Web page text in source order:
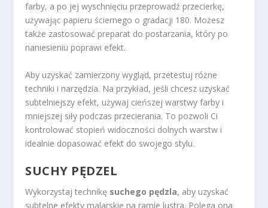
farby, a po jej wyschnięciu przeprowadź przecierkę,
używając papieru ściernego o gradacji 180. Możesz
także zastosować preparat do postarzania, który po
naniesieniu poprawi efekt.
Aby uzyskać zamierzony wygląd, przetestuj różne
techniki i narzędzia. Na przykład, jeśli chcesz uzyskać
subtelniejszy efekt, używaj cieńszej warstwy farby i
mniejszej siły podczas przecierania. To pozwoli Ci
kontrolować stopień widoczności dolnych warstw i
idealnie dopasować efekt do swojego stylu.
SUCHY PĘDZEL
Wykorzystaj technikę suchego pędzla, aby uzyskać
subtelne efekty malarskie na ramie lustra. Polega ona